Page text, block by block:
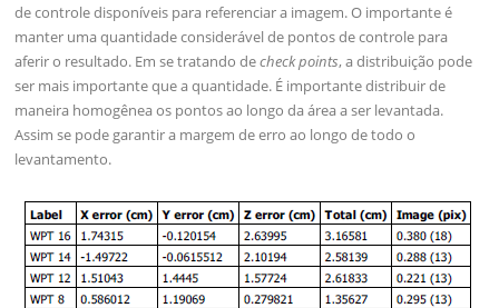
de controle disponíveis para referenciar a imagem. O importante é
manter uma quantidade considerável de pontos de controle para
aferir o resultado. Em se tratando decheck points, a distribuição pode
ser mais importante que a quantidade. É importante distribuir de
maneira homogênea os pontos ao longo da área a ser levantada.
Assim se pode garantir a margem de erro ao longo de todo o
levantamento.